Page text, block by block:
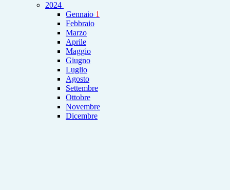
2024
Gennaio 1
Febbraio
Marzo
Aprile
Maggio
Giugno
Luglio
Agosto
Settembre
Ottobre
Novembre
Dicembre